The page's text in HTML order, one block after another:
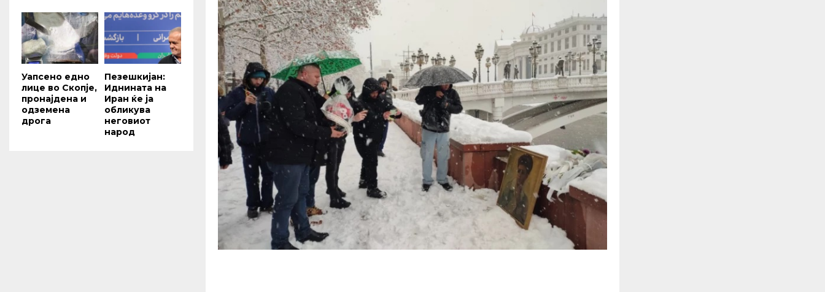
Уапсено едно
лице во Скопје,
пронајдена и
одземена
дрога
Пезешкијан:
Иднината на
Иран ќе ја
обликува
неговиот
народ